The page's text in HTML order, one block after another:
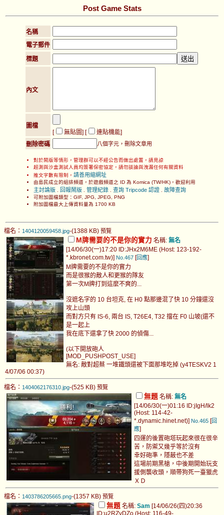
Post Game Stats
名稱
電子郵件
標題
內文
圖檔
[
無貼圖] [ 連貼機能]
刪除密碼
八個字元，刪除文章用
對於鬧版等情形，管理群可以不經公告而做出處置，請見諒
超測與沙盒測試人員均簽署保密協定，請勿談論與洩漏任何有關資料
推文字數有限制， 請善用縮網址
由島民成立的組排頻道，於遊戲頻道之 ID 為 Komica (TW/HK)，歡迎利用
主討論版 回報鬧版 管理紀錄 查詢 Tripcode 認證 故障查詢
可附加圖檔類型：GIF, JPG, JPEG, PNG
附加圖檔最大上傳資料量為 1700 KB
檔名： 1404120059458.jpg-(1388 KB) 預覽
M牌需要的不是你的實力 名稱: 無名
[14/06/30(一)17:20 ID:JHx2M6ME (Host: 123-192-
*.kbronet.com.tw)] No.467 [回應]
M牌需要的不是你的實力
而是很猴的敵人和更猴的隊友
第一次M牌打到這麼不爽的...
沒遮名字的 10 台坦克, 在 H0 點那邊混了快 10 分鐘還沒
攻上山頭
而對方只有 IS-6, 兩台 IS, T26E4, T32 擋在 F0 山坡(還不
是一起上
我在底下還拿了快 2000 的偵傷...
(以下開放砲人
[MOD_PUSHPOST_USE]
無名: 敵對超蔡 一堆鐵頭還被下面那堆吃掉 (y4TESKV2 1
4/07/06 00:37)
檔名： 1404062176310.jpg-(525 KB) 預覽
無題 名稱: 無名
[14/06/30(一)01:16 ID:jIgH/lk2
(Host: 114-42-
*.dynamic.hinet.net)] No.465 [回
應]
四運的後置砲塔玩起來很在很辛
苦，防禦又幾乎等於沒有
幸好砲準，隱蔽也不差
這場前期黑槍，中後期開始玩支
援側襲收頭，順帶狗死一臺獵虎
ＸＤ
檔名： 1403786205665.png-(1357 KB) 預覽
無題 名稱: Sam [14/06/26(四)20:36
ID:u2RZyDZo (Host: 116-49-